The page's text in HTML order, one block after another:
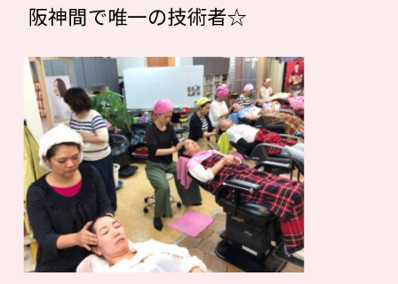
阪神間で唯一の技術者☆